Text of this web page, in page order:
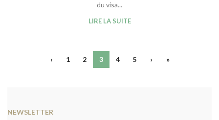
du visa...
LIRE LA SUITE
‹ 1 2 3 4 5 › »
NEWSLETTER